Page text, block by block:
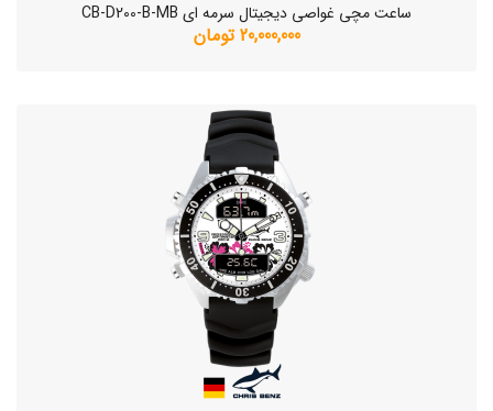
ساعت مچی غواصی دیجیتال سرمه ای CB-D200-B-MB
20,000,000 تومان